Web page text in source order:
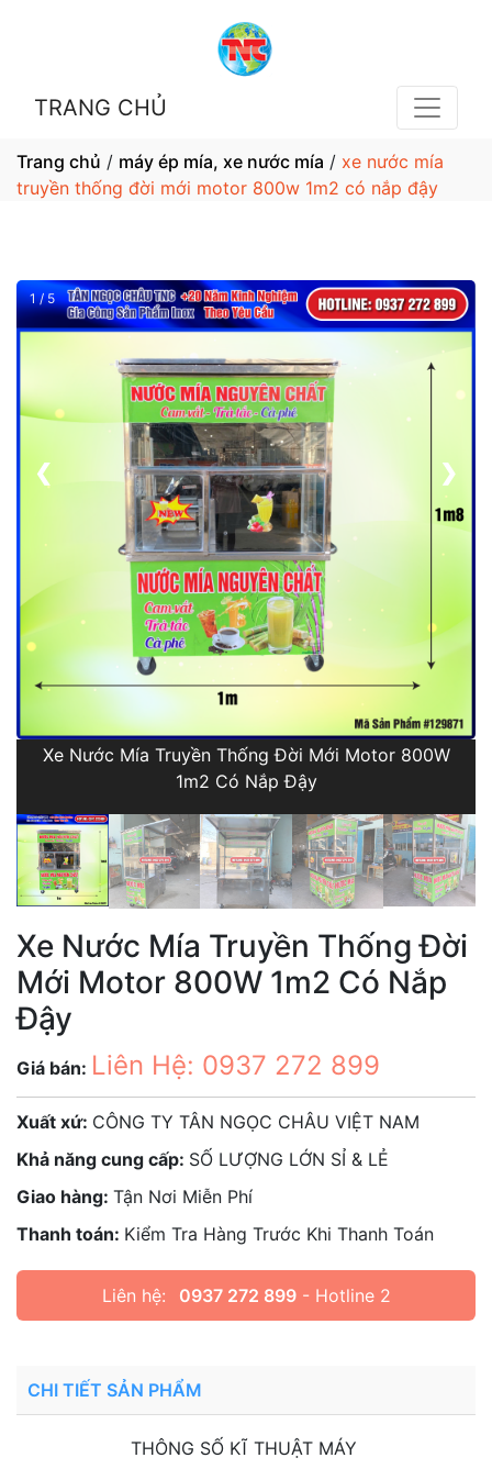
TRANG CHỦ
Trang chủ / máy ép mía, xe nước mía / xe nước mía
truyền thống đời mới motor 800w 1m2 có nắp đậy
1 / 5
❮ ❯
Xe Nước Mía Truyền Thống Đời Mới Motor 800W
1m2 Có Nắp Đậy
Xe Nước Mía Truyền Thống Đời
Mới Motor 800W 1m2 Có Nắp
Đậy
Giá bán: Liên Hệ: 0937 272 899
Xuất xứ: CÔNG TY TÂN NGỌC CHÂU VIỆT NAM
Khả năng cung cấp: SỐ LƯỢNG LỚN SỈ & LẺ
Giao hàng: Tận Nơi Miễn Phí
Thanh toán: Kiểm Tra Hàng Trước Khi Thanh Toán
Liên hệ: 0937 272 899- Hotline 2
CHI TIẾT SẢN PHẨM
THÔNG SỐ KĨ THUẬT MÁY